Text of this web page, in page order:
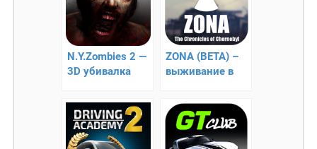
N.Y.Zombies 2 —
3D убивалка
ZONA (BETA) –
выживание в